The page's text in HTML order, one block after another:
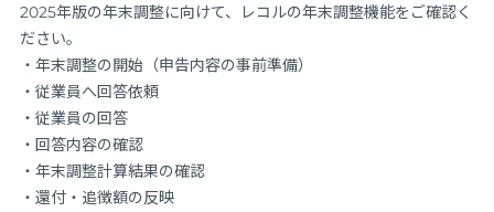
2025年版の年末調整に向けて、レコルの年末調整機能をご確認く
ださい。
・年末調整の開始（申告内容の事前準備）
・従業員へ回答依頼
・従業員の回答
・回答内容の確認
・年末調整計算結果の確認
・還付・追徴額の反映